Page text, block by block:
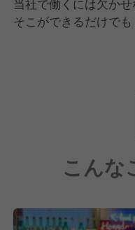
大事にしてすべて決
アルバイトの女子高
最終決裁は本部が行い
現場を一番知るスタ
どうすれば実際に形
難しさも常に体感し
実体験として学べる
そこができるだけでも
不安も多いと思いま
必ずサポート・バッ
その点については安
今後もさらなる事業
多くの活躍できるス
こんな